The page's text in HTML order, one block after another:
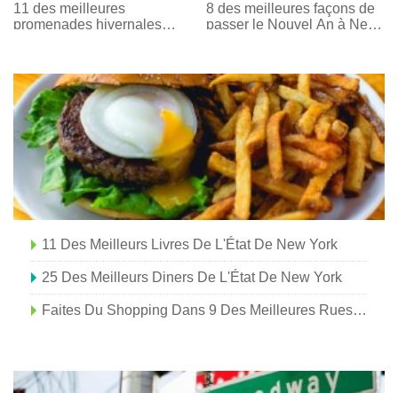
11 des meilleures
promenades hivernales
8 des meilleures façons de
passer le Nouvel An à New
11 Des Meilleurs Livres De L'État De New York
25 Des Meilleurs Diners De L'État De New York
Faites Du Shopping Dans 9 Des Meilleures Rues Principales De L'État De New York